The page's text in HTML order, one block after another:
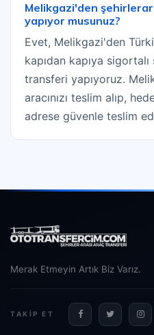
Melikgazi'den
yapıyor musunuz?
Evet, Melikgazi'den
kapıdan kapıya
transferi yapıyoruz.
aracınızı teslim alıp,
adrese güvenle teslim
Merak Etmeyin Artık Biz Varız.
TAKIP ET